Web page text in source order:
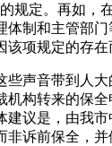
定。再如，
制和主管部
项规定的存在
声音带到人
构转来的保
议是，由我市
诉前保全，